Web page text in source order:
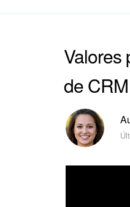
Valores
de CRM